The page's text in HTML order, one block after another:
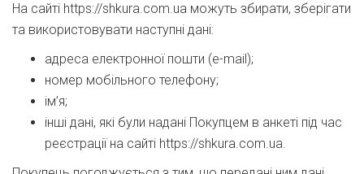
На сайті https://shkura.com.ua можуть збирати, зберігати
та використовувати наступні дані:
адреса електронної пошти (e-mail);
номер мобільного телефону;
ім’я;
інші дані, які були надані Покупцем в анкеті під час
реєстрації на сайті https://shkura.com.ua.